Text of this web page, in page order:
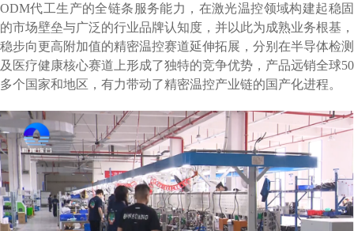
ODM代工生产的全链条服务能力，在激光温控领域构建起稳固
的市场壁垒与广泛的行业品牌认知度，并以此为成熟业务根基，
稳步向更高附加值的精密温控赛道延伸拓展，分别在半导体检测
及医疗健康核心赛道上形成了独特的竞争优势，产品远销全球50
多个国家和地区，有力带动了精密温控产业链的国产化进程。